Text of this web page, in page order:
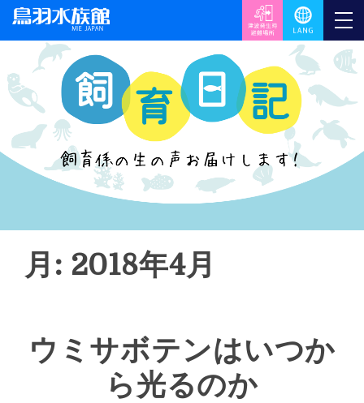
月: 2018年4月
ウミサボテンはいつか
ら光るのか